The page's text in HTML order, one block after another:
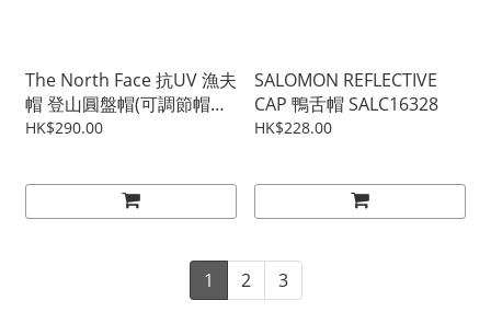
The North Face 抗UV 漁夫
帽 登山圓盤帽(可調節帽帶)
NF3VWX
HK$290.00
SALOMON REFLECTIVE
CAP 鴨舌帽 SALC16328
HK$228.00
1 2 3